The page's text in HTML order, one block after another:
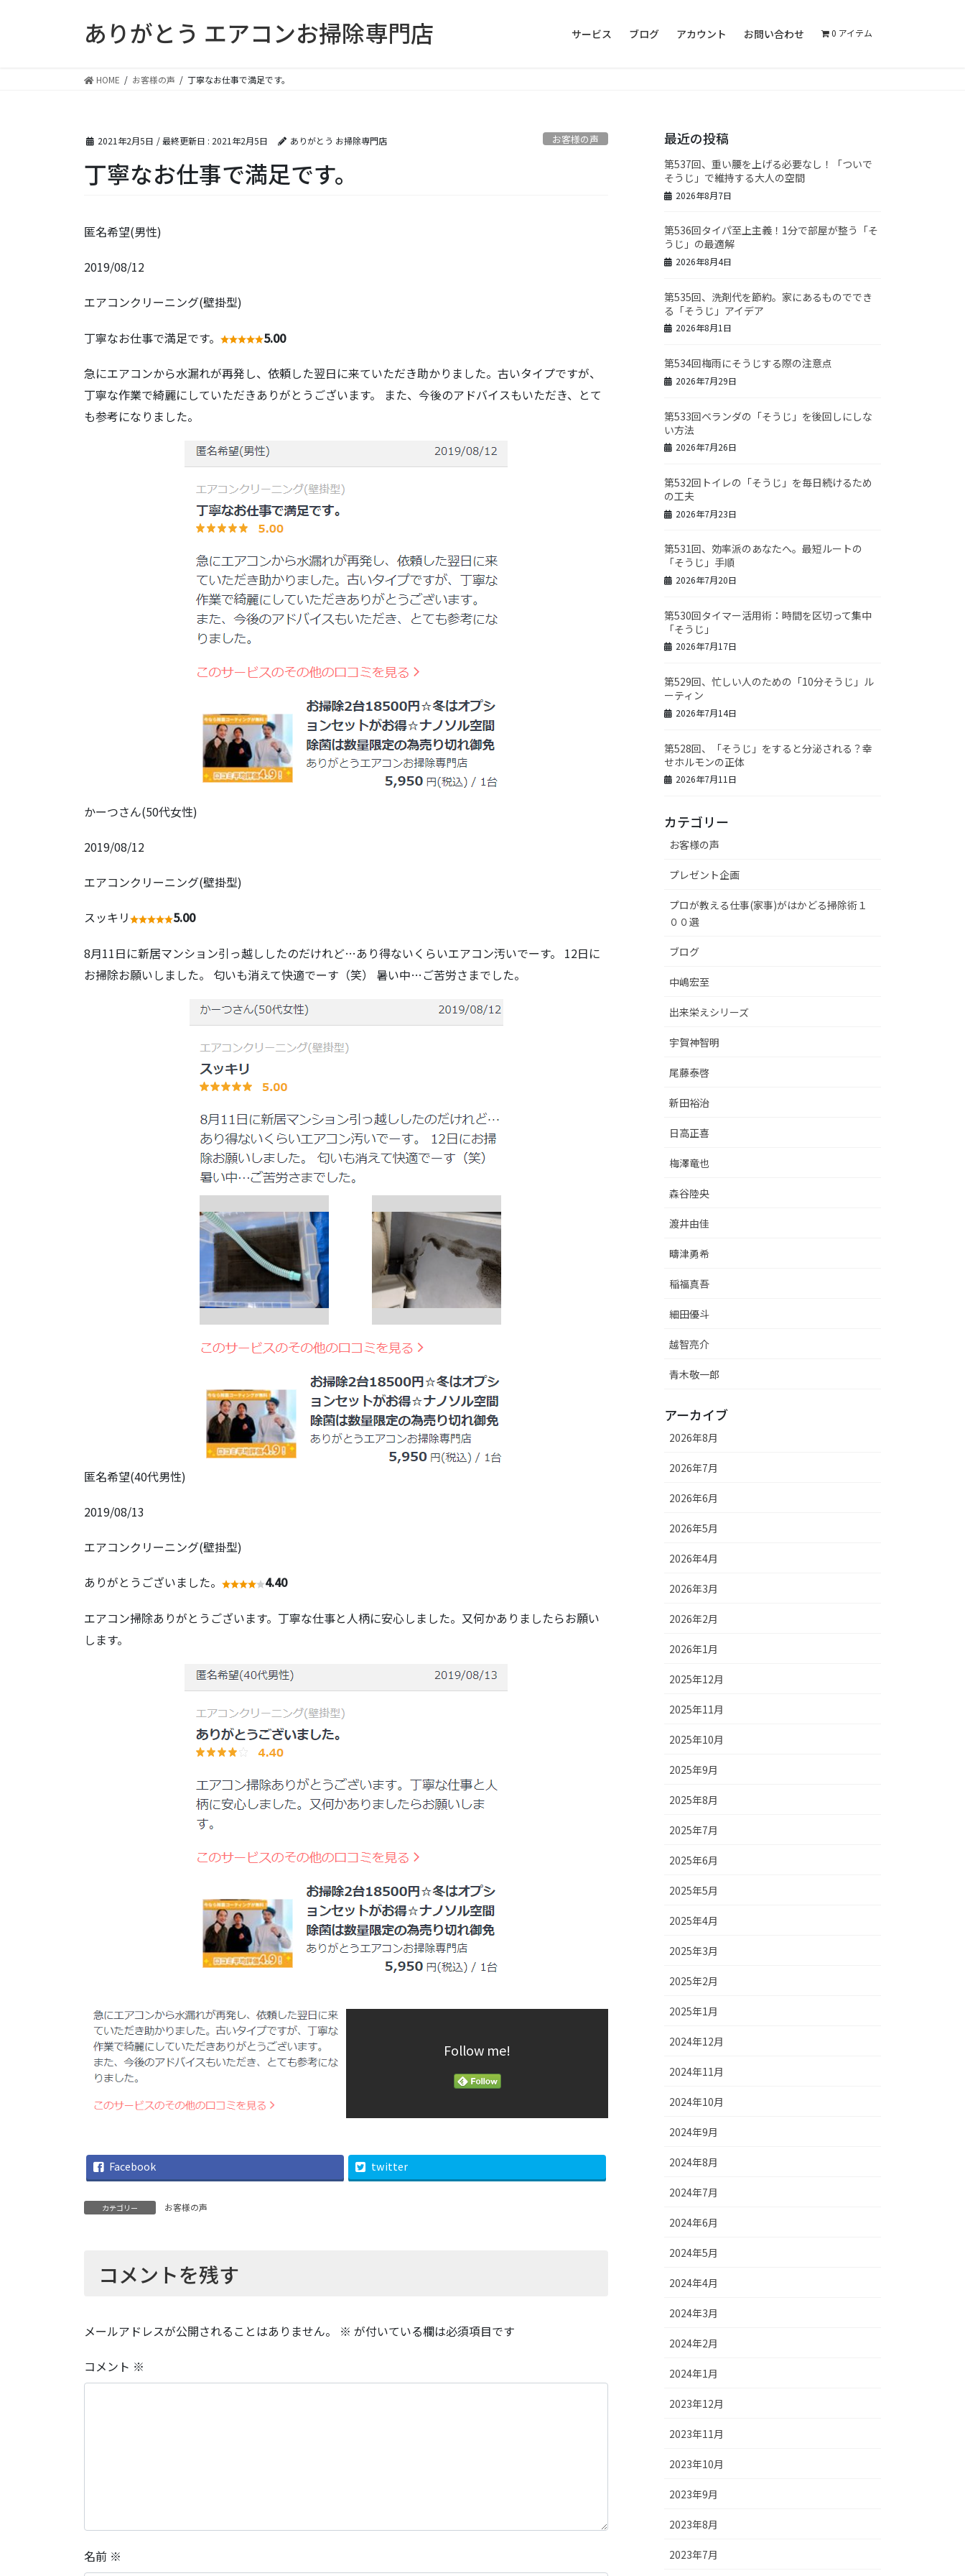
ありがとう エアコンお掃除専門店 サービス ブログ アカウント お問い合わせ 0 アイテム
HOME お客様の声 丁寧なお仕事で満足です。
2021年2月5日 / 最終更新日 : 2021年2月5日 ありがとう お掃除専門店 お客様の声
丁寧なお仕事で満足です。
匿名希望(男性)
2019/08/12
エアコンクリーニング(壁掛型)
丁寧なお仕事で満足です。 5.00
急にエアコンから水漏れが再発し、依頼した翌日に来ていただき助かりました。古いタイプですが、
丁寧な作業で綺麗にしていただきありがとうございます。 また、今後のアドバイスもいただき、とて
も参考になりました。
かーつさん(50代女性)
2019/08/12
エアコンクリーニング(壁掛型)
スッキリ 5.00
8月11日に新居マンション引っ越ししたのだけれど…あり得ないくらいエアコン汚いでーす。 12日に
お掃除お願いしました。 匂いも消えて快適でーす（笑） 暑い中…ご苦労さまでした。
匿名希望(40代男性)
2019/08/13
エアコンクリーニング(壁掛型)
ありがとうございました。 4.40
エアコン掃除ありがとうございます。丁寧な仕事と人柄に安心しました。又何かありましたらお願い
します。
Follow me!
Facebook twitter
カテゴリー お客様の声
コメントを残す
メールアドレスが公開されることはありません。 ※ が付いている欄は必須項目です
コメント ※
名前 ※
最近の投稿
第537回、重い腰を上げる必要なし！「ついで
そうじ」で維持する大人の空間
2026年8月7日
第536回タイパ至上主義！1分で部屋が整う「そ
うじ」の最適解
2026年8月4日
第535回、洗剤代を節約。家にあるものででき
る「そうじ」アイデア
2026年8月1日
第534回梅雨にそうじする際の注意点
2026年7月29日
第533回ベランダの「そうじ」を後回しにしな
い方法
2026年7月26日
第532回トイレの「そうじ」を毎日続けるため
の工夫
2026年7月23日
第531回、効率派のあなたへ。最短ルートの
「そうじ」手順
2026年7月20日
第530回タイマー活用術：時間を区切って集中
「そうじ」
2026年7月17日
第529回、忙しい人のための「10分そうじ」ル
ーティン
2026年7月14日
第528回、「そうじ」をすると分泌される？幸
せホルモンの正体
2026年7月11日
カテゴリー
お客様の声
プレゼント企画
プロが教える仕事(家事)がはかどる掃除術１
００選
ブログ
中嶋宏至
出来栄えシリーズ
宇賀神智明
尾藤泰啓
新田裕治
日高正喜
梅澤竜也
森谷陸央
渡井由佳
疇津勇希
稲福真吾
細田優斗
越智亮介
青木敬一郎
アーカイブ
2026年8月
2026年7月
2026年6月
2026年5月
2026年4月
2026年3月
2026年2月
2026年1月
2025年12月
2025年11月
2025年10月
2025年9月
2025年8月
2025年7月
2025年6月
2025年5月
2025年4月
2025年3月
2025年2月
2025年1月
2024年12月
2024年11月
2024年10月
2024年9月
2024年8月
2024年7月
2024年6月
2024年5月
2024年4月
2024年3月
2024年2月
2024年1月
2023年12月
2023年11月
2023年10月
2023年9月
2023年8月
2023年7月